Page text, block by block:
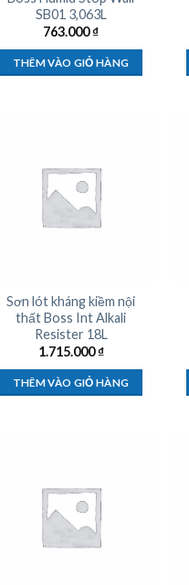
SB01 3,063L
763.000₫
THÊM VÀO GIỎ HÀNG
Sơn lót kháng kiềm nội
thất Boss Int Alkali
Resister 18L
1.715.000₫
THÊM VÀO GIỎ HÀNG